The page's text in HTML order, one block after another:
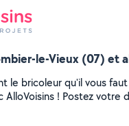
le-Vieux (07) et
le bricoleur qu'il vous
AlloVoisins ! Postez votre